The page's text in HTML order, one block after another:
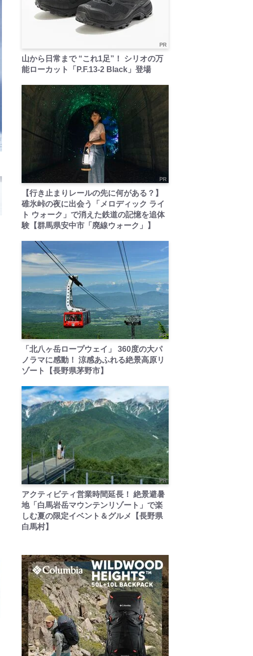
PR
山から日常まで “これ1足”！ シリオの万
能ローカット「P.F.13-2 Black」登場
PR
【行き止まりレールの先に何がある？】
碓氷峠の夜に出会う「メロディック ライ
ト ウォーク」で消えた鉄道の記憶を追体
験【群馬県安中市「廃線ウォーク」】
PR
「北八ヶ岳ロープウェイ」 360度の大パ
ノラマに感動！ 涼感あふれる絶景高原リ
ゾート【長野県茅野市】
PR
アクティビティ営業時間延長！ 絶景避暑
地「白馬岩岳マウンテンリゾート」で楽
しむ夏の限定イベント＆グルメ【長野県
白馬村】